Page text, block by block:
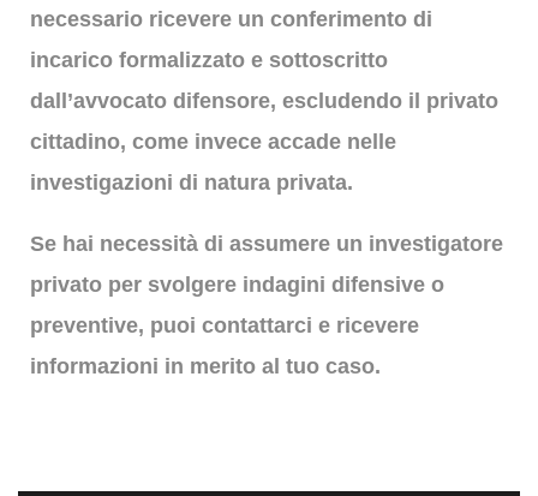
necessario ricevere un conferimento di
incarico formalizzato e sottoscritto
dall’avvocato difensore, escludendo il privato
cittadino, come invece accade nelle
investigazioni di natura privata.
Se hai necessità di assumere un investigatore
privato per svolgere indagini difensive o
preventive, puoi contattarci e ricevere
informazioni in merito al tuo caso.